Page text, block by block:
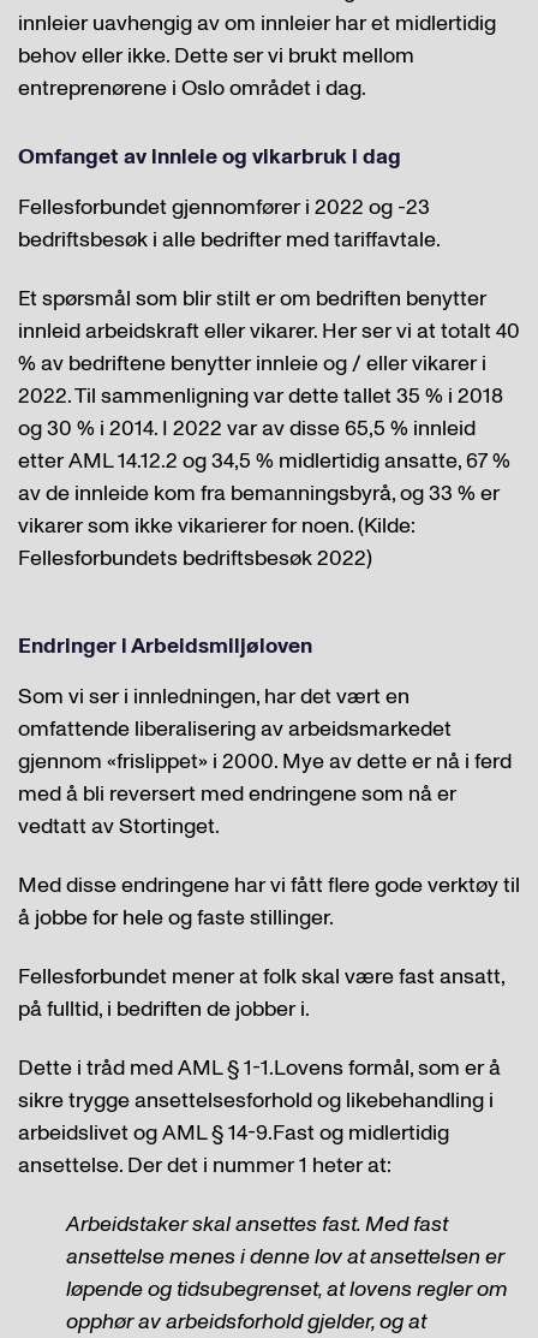
innleier uavhengig av om innleier har et midlertidig
behov eller ikke. Dette ser vi brukt mellom
entreprenørene i Oslo området i dag.
Omfanget av innleie og vikarbruk i dag
Fellesforbundet gjennomfører i 2022 og -23
bedriftsbesøk i alle bedrifter med tariffavtale.
Et spørsmål som blir stilt er om bedriften benytter
innleid arbeidskraft eller vikarer. Her ser vi at totalt 40
% av bedriftene benytter innleie og / eller vikarer i
2022. Til sammenligning var dette tallet 35 % i 2018
og 30 % i 2014. I 2022 var av disse 65,5 % innleid
etter AML 14.12.2 og 34,5 % midlertidig ansatte, 67 %
av de innleide kom fra bemanningsbyrå, og 33 % er
vikarer som ikke vikarierer for noen. (Kilde:
Fellesforbundets bedriftsbesøk 2022)
Endringer i Arbeidsmiljøloven
Som vi ser i innledningen, har det vært en
omfattende liberalisering av arbeidsmarkedet
gjennom «frislippet» i 2000. Mye av dette er nå i ferd
med å bli reversert med endringene som nå er
vedtatt av Stortinget.
Med disse endringene har vi fått flere gode verktøy til
å jobbe for hele og faste stillinger.
Fellesforbundet mener at folk skal være fast ansatt,
på fulltid, i bedriften de jobber i.
Dette i tråd med AML § 1-1.Lovens formål, som er å
sikre trygge ansettelsesforhold og likebehandling i
arbeidslivet og AML § 14-9.Fast og midlertidig
ansettelse. Der det i nummer 1 heter at:
Arbeidstaker skal ansettes fast. Med fast
ansettelse menes i denne lov at ansettelsen er
løpende og tidsubegrenset, at lovens regler om
opphør av arbeidsforhold gjelder, og at